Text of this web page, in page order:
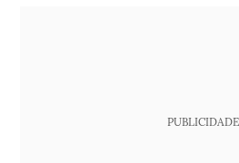
PUBLICIDADE